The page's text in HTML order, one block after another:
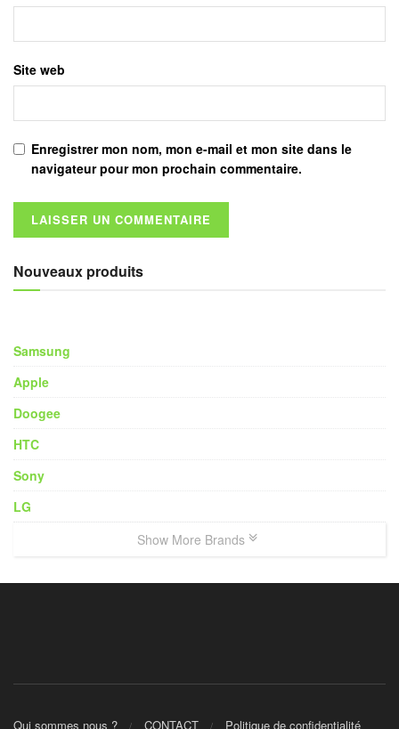
Site web
Enregistrer mon nom, mon e-mail et mon site dans le
navigateur pour mon prochain commentaire.
Nouveaux produits
Samsung
Apple
Doogee
HTC
Sony
LG
Show More Brands
Qui sommes nous ? CONTACT Politique de confidentialité